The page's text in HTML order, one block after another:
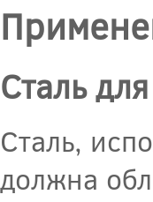
Сталь
Сталь,
должна